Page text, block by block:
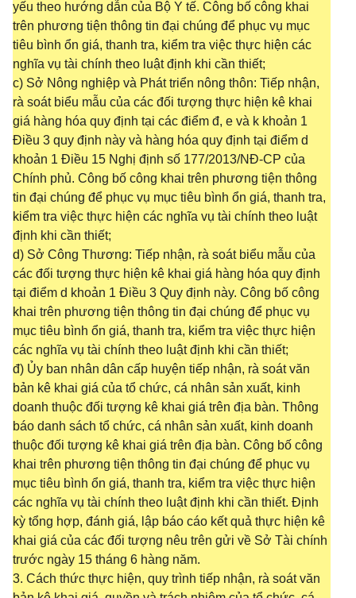
yếu theo hướng dẫn của Bộ Y tế. Công bố công khai
trên phương tiện thông tin đại chúng để phục vụ mục
tiêu bình ổn giá, thanh tra, kiểm tra việc thực hiện các
nghĩa vụ tài chính theo luật định khi cần thiết;
c) Sở Nông nghiệp và Phát triển nông thôn: Tiếp nhận,
rà soát biểu mẫu của các đối tượng thực hiện kê khai
giá hàng hóa quy định tại các điểm đ, e và k khoản 1
Điều 3 quy định này và hàng hóa quy định tại điểm d
khoản 1 Điều 15 Nghị định số 177/2013/NĐ-CP của
Chính phủ. Công bố công khai trên phương tiện thông
tin đại chúng để phục vụ mục tiêu bình ổn giá, thanh tra,
kiểm tra việc thực hiện các nghĩa vụ tài chính theo luật
định khi cần thiết;
d) Sở Công Thương: Tiếp nhận, rà soát biểu mẫu của
các đối tượng thực hiện kê khai giá hàng hóa quy định
tại điểm d khoản 1 Điều 3 Quy định này. Công bố công
khai trên phương tiện thông tin đại chúng để phục vụ
mục tiêu bình ổn giá, thanh tra, kiểm tra việc thực hiện
các nghĩa vụ tài chính theo luật định khi cần thiết;
đ) Ủy ban nhân dân cấp huyện tiếp nhận, rà soát văn
bản kê khai giá của tổ chức, cá nhân sản xuất, kinh
doanh thuộc đối tượng kê khai giá trên địa bàn. Thông
báo danh sách tổ chức, cá nhân sản xuất, kinh doanh
thuộc đối tượng kê khai giá trên địa bàn. Công bố công
khai trên phương tiện thông tin đại chúng để phục vụ
mục tiêu bình ổn giá, thanh tra, kiểm tra việc thực hiện
các nghĩa vụ tài chính theo luật định khi cần thiết. Định
kỳ tổng hợp, đánh giá, lập báo cáo kết quả thực hiện kê
khai giá của các đối tượng nêu trên gửi về Sở Tài chính
trước ngày 15 tháng 6 hàng năm.
3. Cách thức thực hiện, quy trình tiếp nhận, rà soát văn